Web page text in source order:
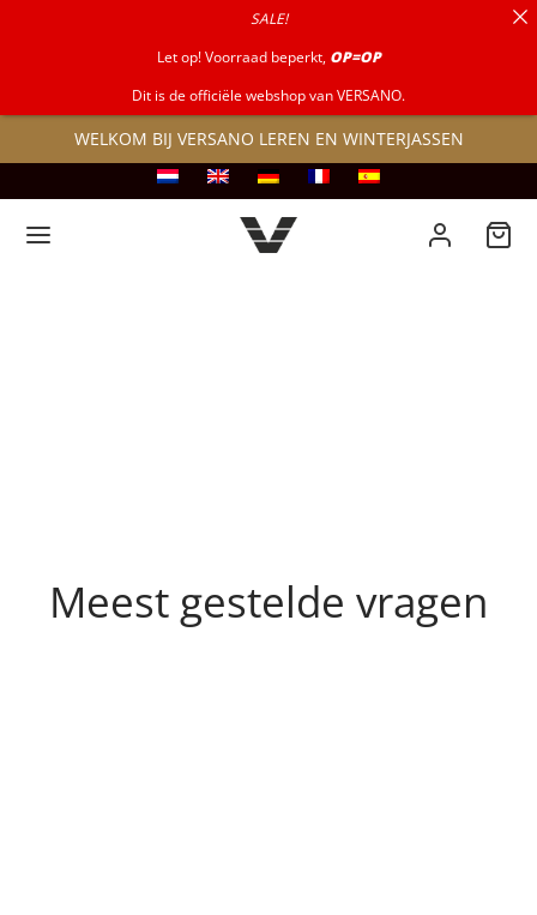
WELKOM BIJ VERSANO LEREN EN WINTERJASSEN
Meest gestelde vragen
SALE!
Let op! Voorraad beperkt, OP=OP
Dit is de officiële webshop van VERSANO.